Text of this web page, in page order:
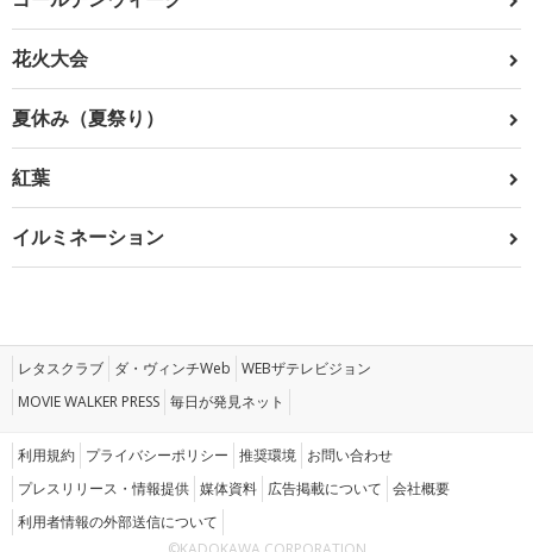
花火大会
夏休み（夏祭り）
紅葉
イルミネーション
レタスクラブ ダ・ヴィンチWeb WEBザテレビジョン
MOVIE WALKER PRESS 毎日が発見ネット
利用規約 プライバシーポリシー 推奨環境 お問い合わせ
プレスリリース・情報提供 媒体資料 広告掲載について 会社概要
利用者情報の外部送信について